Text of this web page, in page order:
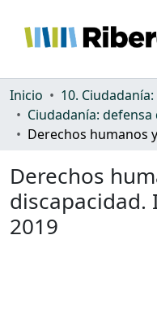
Comunidades
Todo DSpace
Inicio
Derechos
discapacidad.
2019